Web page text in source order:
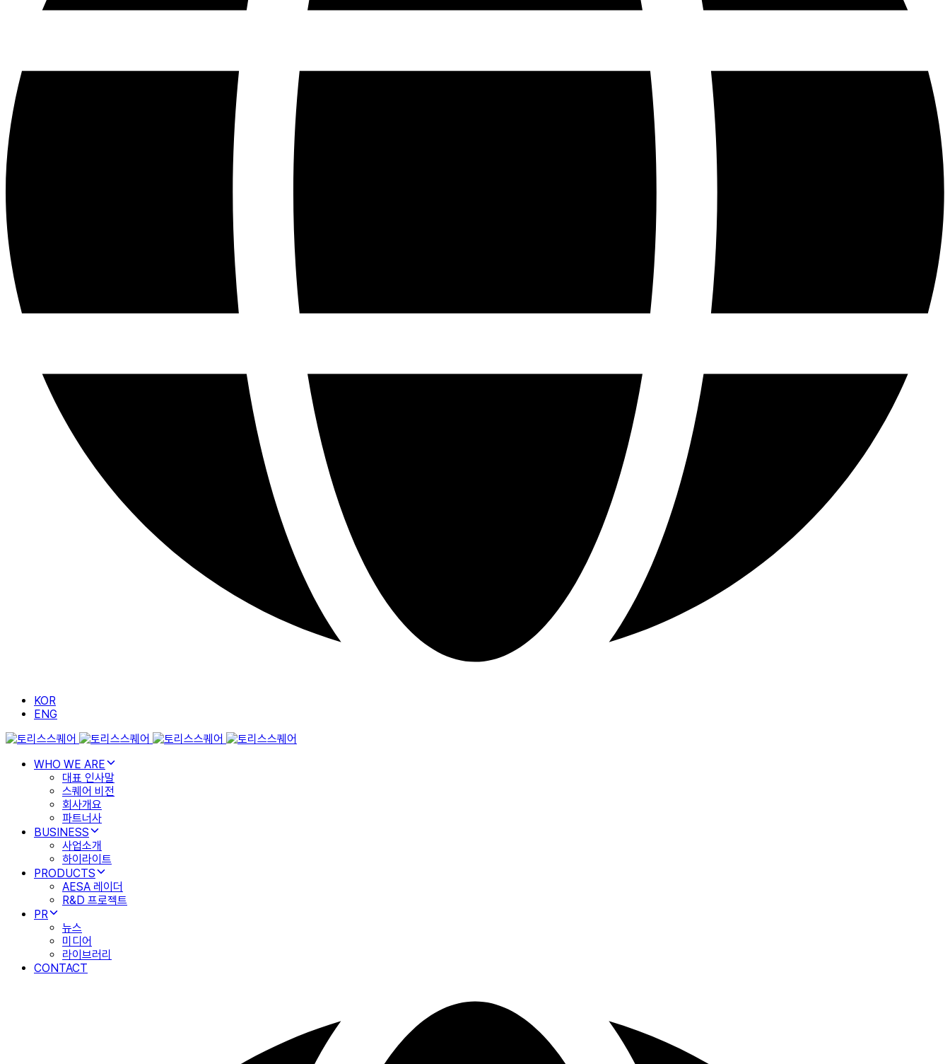
KOR
ENG
WHO WE ARE
대표 인사말
스퀘어 비전
회사개요
파트너사
BUSINESS
사업소개
하이라이트
PRODUCTS
AESA 레이더
R&D 프로젝트
PR
뉴스
미디어
라이브러리
CONTACT